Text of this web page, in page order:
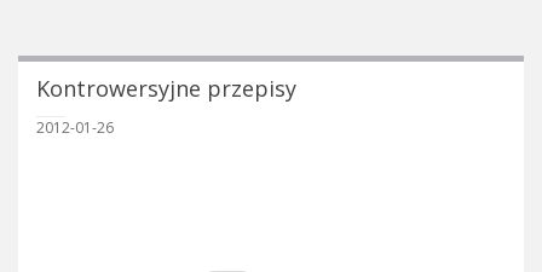
Kontrowersyjne przepisy
2012-01-26